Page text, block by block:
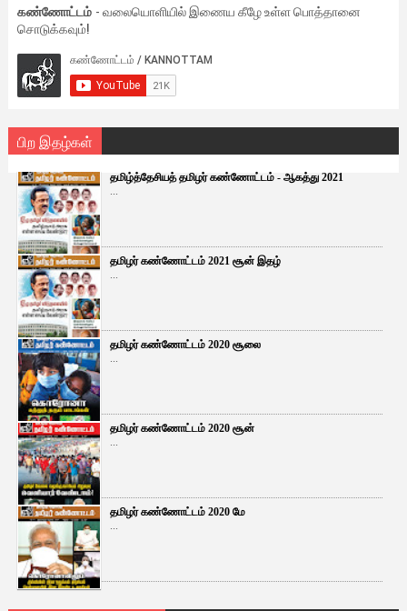
கண்ணோட்டம் - வலையொளியில் இணைய கீழே உள்ள பொத்தானை
சொடுக்கவும்!
பிற இதழ்கள்
தமிழ்த்தேசியத் தமிழர் கண்ணோட்டம் - ஆகத்து 2021
...
தமிழர் கண்ணோட்டம் 2021 சூன் இதழ்
...
தமிழர் கண்ணோட்டம் 2020 சூலை
...
தமிழர் கண்ணோட்டம் 2020 சூன்
...
தமிழர் கண்ணோட்டம் 2020 மே
...